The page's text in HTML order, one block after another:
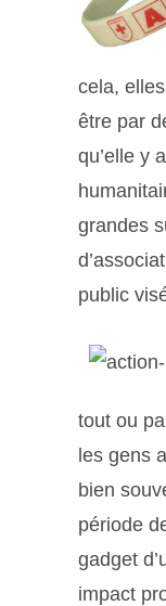
cela,
être par
qu’elle y
grandes
public
tout ou
les gens
bien
période
gadget
impact